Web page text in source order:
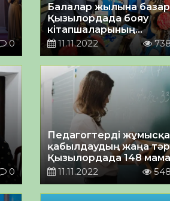
0
Балалар жылына
Қызылордада бояу
кітапшаларының
тұсаукесері өтті
11.11.2022 738
0
Педагогтерді жұмысқа
қабылдаудың жаңа
Қызылордада 148
жұмысқа орналасты
11.11.2022 548